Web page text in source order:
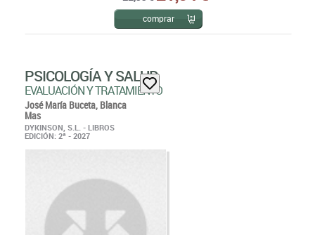
comprar
PSICOLOGÍA Y SALUD
EVALUACIÓN Y TRATAMIENTO
José María Buceta,Blanca
Mas
DYKINSON, S.L. - LIBROS
EDICIÓN: 2ª - 2027